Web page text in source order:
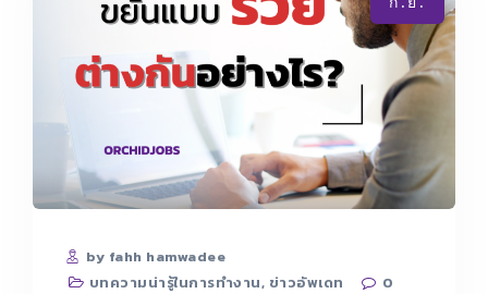
by fahh hamwadee
บทความน่ารู้ในการทำงาน, ข่าวอัพเดท 0